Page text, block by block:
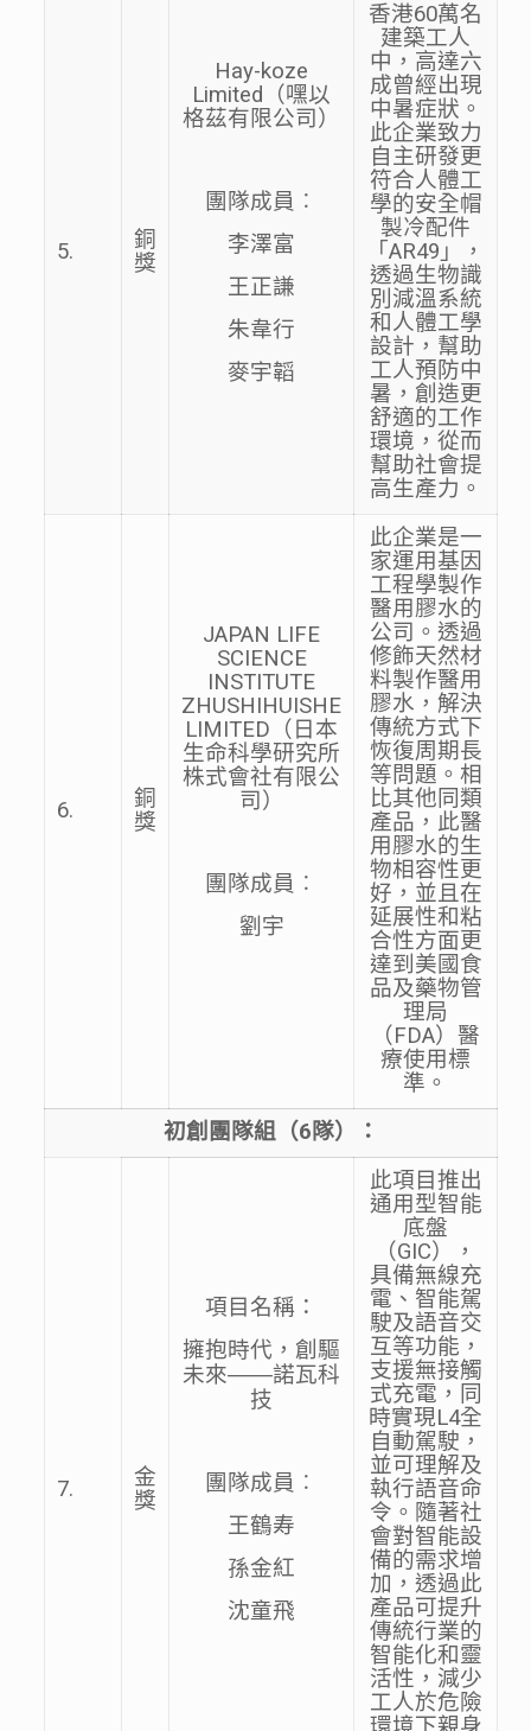
5.
銅
獎
Hay-koze
Limited（嘿以
格茲有限公司）
團隊成員︰
李澤富
王正謙
朱韋行
麥宇韜
香港60萬名
建築工人
中，高達六
成曾經出現
中暑症狀。
此企業致力
自主研發更
符合人體工
學的安全帽
製冷配件
「AR49」，
透過生物識
別減溫系統
和人體工學
設計，幫助
工人預防中
暑，創造更
舒適的工作
環境，從而
幫助社會提
高生產力。
6.
銅
獎
JAPAN LIFE
SCIENCE
INSTITUTE
ZHUSHIHUISHE
LIMITED（日本
生命科學研究所
株式會社有限公
司）
團隊成員︰
劉宇
此企業是一
家運用基因
工程學製作
醫用膠水的
公司。透過
修飾天然材
料製作醫用
膠水，解決
傳統方式下
恢復周期長
等問題。相
比其他同類
產品，此醫
用膠水的生
物相容性更
好，並且在
延展性和粘
合性方面更
達到美國食
品及藥物管
理局
（FDA）醫
療使用標
準。
初創團隊組（6隊）：
7.
金
獎
項目名稱：
擁抱時代，創驅
未來——諾瓦科
技
團隊成員︰
王鶴寿
孫金紅
沈童飛
此項目推出
通用型智能
底盤
（GIC），
具備無線充
電、智能駕
駛及語音交
互等功能，
支援無接觸
式充電，同
時實現L4全
自動駕駛，
並可理解及
執行語音命
令。隨著社
會對智能設
備的需求增
加，透過此
產品可提升
傳統行業的
智能化和靈
活性，減少
工人於危險